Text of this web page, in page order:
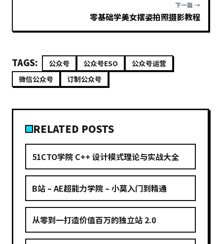
下一篇 →
零基础学美女摆姿拍照摄影教程
TAGS: 公众号 公众号ESO
公众号运营
微信公众号
订制公众号
RELATED POSTS
51CTO学院 C++ 设计模式理论与实战大全
B站 – AE超能力学院 – 小莫入门到精通
从零到一打造价值百万的独立站 2.0